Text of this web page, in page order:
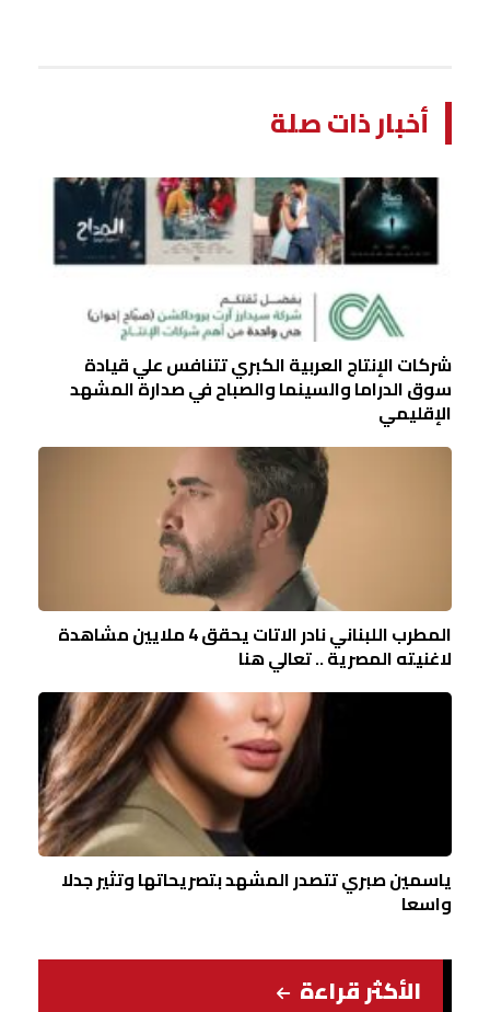
أخبار ذات صلة
شركات الإنتاج العربية الكبري تتنافس علي قيادة
سوق الدراما والسينما والصباح في صدارة المشهد
الإقليمي
المطرب اللبناني نادر الاتات يحقق 4 ملايين مشاهدة
لاغنيته المصرية .. تعالي هنا
ياسمين صبري تتصدر المشهد بتصريحاتها وتثير جدلا
واسعا
الأكثر قراءة